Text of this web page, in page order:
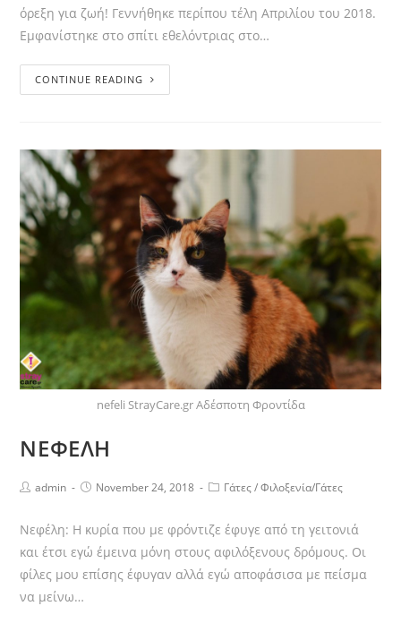
όρεξη για ζωή! Γεννήθηκε περίπου τέλη Απριλίου του 2018.
Εμφανίστηκε στο σπίτι εθελόντριας στο…
CONTINUE READING
nefeli StrayCare.gr Αδέσποτη Φροντίδα
ΝΕΦΕΛΗ
admin November 24, 2018 Γάτες/Φιλοξενία/Γάτες
Νεφέλη: Η κυρία που με φρόντιζε έφυγε από τη γειτονιά
και έτσι εγώ έμεινα μόνη στους αφιλόξενους δρόμους. Οι
φίλες μου επίσης έφυγαν αλλά εγώ αποφάσισα με πείσμα
να μείνω…